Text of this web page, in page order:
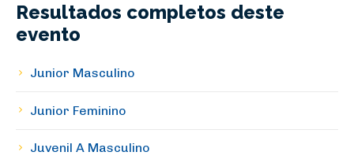
Resultados completos deste
evento
Junior Masculino
Junior Feminino
Juvenil A Masculino